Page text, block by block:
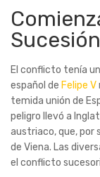
El conflicto tenía
español de Felipe V
temida unión de
peligro llevó a
austriaco, que, por
de Viena. Las
el conflicto